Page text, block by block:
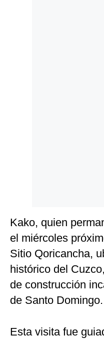
Kako, quien
el miércoles
Sitio Qoricancha,
histórico del
de construcción
de Santo Domingo.
Esta visita fue